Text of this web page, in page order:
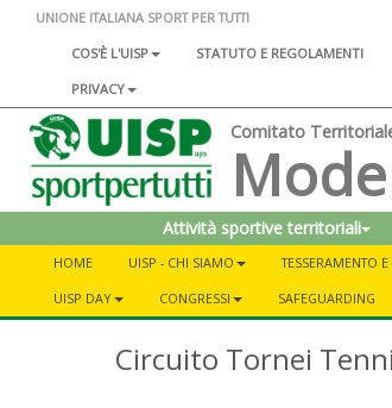
UNIONE ITALIANA SPORT PER TUTTI
COS'È L'UISP
STATUTO E REGOLAMENTI
PRIVACY
Comitato
Attività sportive territoriali
HOME UISP - CHI SIAMO TESSERAMENTO
UISP DAY
CONGRESSI SAFEGUARDING
Circuito Tornei